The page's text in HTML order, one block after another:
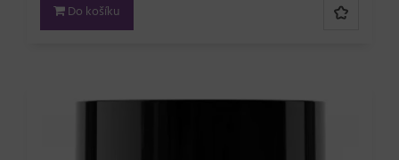
Do košíku